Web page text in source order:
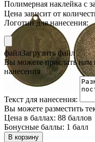
Полимерная наклейка с
Цена зависит от
Логотип для нанесения:
файлЗагрузить файл
Вы можете прислать нам
нанесения
Текст для нанесения:
Вы можете разместить
Цена в баллах: 88 баллов
Бонусные баллы: 1 балл
В корзину